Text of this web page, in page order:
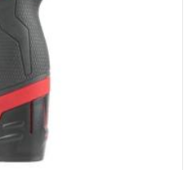
Redemption Classic,
akumulator za 2 zł.
posiadających NIP.